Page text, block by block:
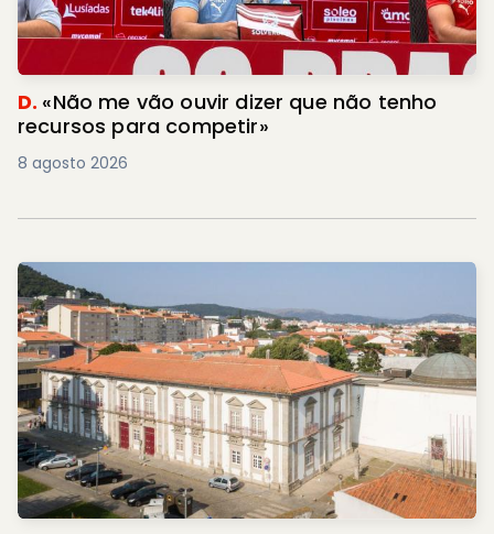
D. «Não me vão ouvir dizer que não tenho
recursos para competir»
8 agosto 2026